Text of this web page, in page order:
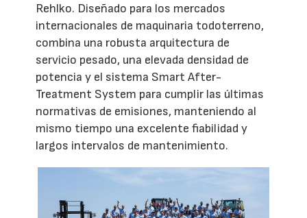
Rehlko. Diseñado para los mercados
internacionales de maquinaria todoterreno,
combina una robusta arquitectura de
servicio pesado, una elevada densidad de
potencia y el sistema Smart After-
Treatment System para cumplir las últimas
normativas de emisiones, manteniendo al
mismo tiempo una excelente fiabilidad y
largos intervalos de mantenimiento.